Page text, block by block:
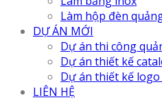
Làm hộp đèn
DỰ ÁN MỚI
Dự án thi công
Dự án thiết kế
Dự án thiết kế
LIÊN HỆ